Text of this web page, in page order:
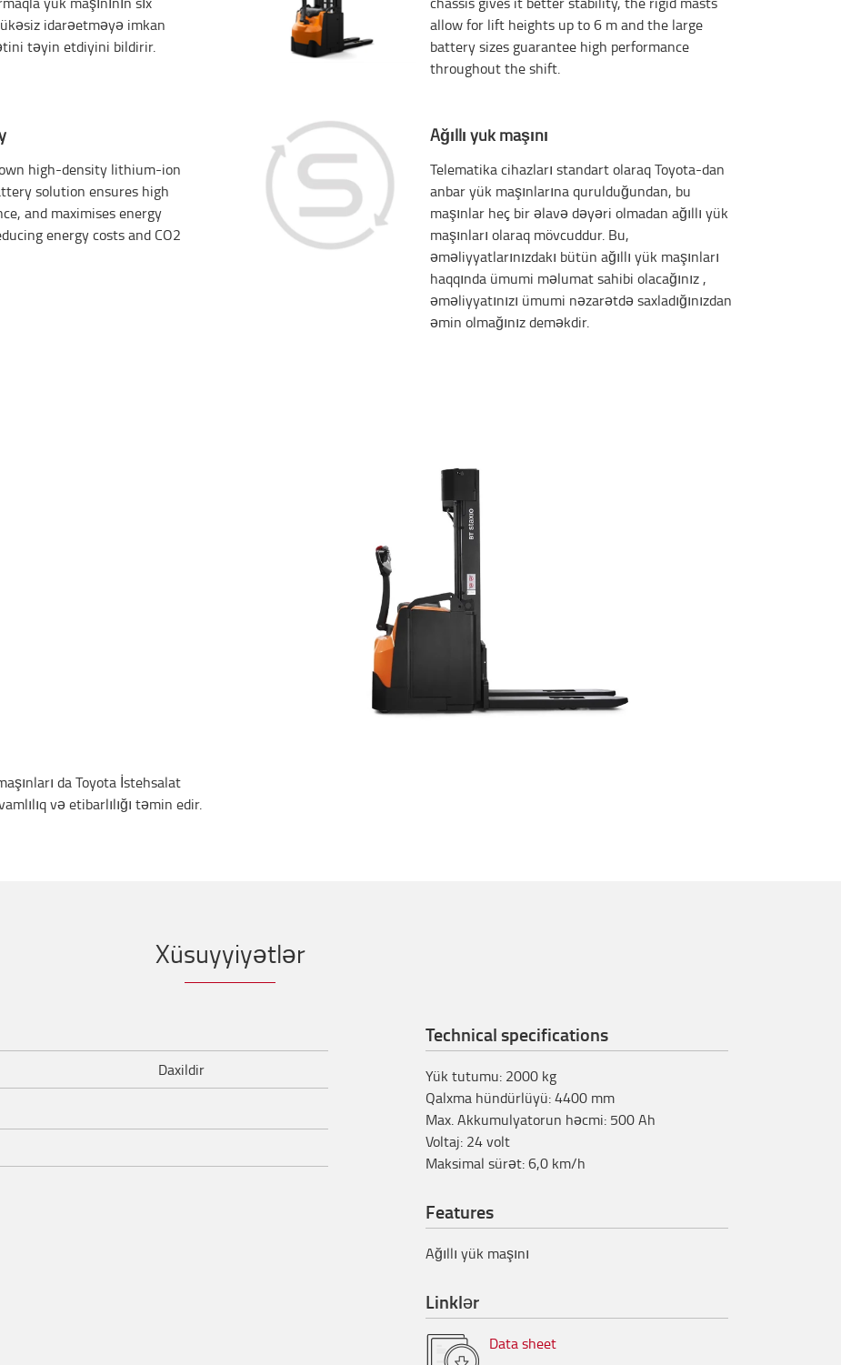
idarəetməyə imkan
təyin etdiyini bildirir.
allow for lift heights up to 6 m and the large
battery sizes guarantee high performance
throughout the shift.
high-density lithium-ion
solution ensures high
and maximises energy
energy costs and CO2
Ağıllı yük maşını
Telematika cihazları standart olaraq Toyota-dan
anbar yük maşınlarına qurulduğundan, bu
maşınlar heç bir əlavə dəyəri olmadan ağıllı yük
maşınları olaraq mövcuddur. Bu,
əməliyyatlarınızdakı bütün ağıllı yük maşınları
haqqında ümumi məlumat sahibi olacağınız ,
əməliyyatınızı ümumi nəzarətdə saxladığınızdan
əmin olmağınız deməkdir.
da Toyota İstehsalat
və etibarlılığı təmin edir.
Xüsuyyiyətlər
Daxildir
Technical specifications
Yük tutumu: 2000 kg
Qalxma hündürlüyü:4400 mm
Max. Akkumulyatorun həcmi: 500Ah
Voltaj: 24volt
Maksimal sürət:6,0 km/h
Features
Ağıllı yük maşını
Linklər
Data sheet